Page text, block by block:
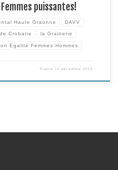
puissantes!
Haute Graonne DAVV
Crobatie la Grainerie
Egalité Femmes Hommes
Publié 14 décembre 2023